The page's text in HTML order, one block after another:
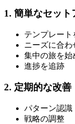
1. 簡単なセット
テンプレート
ニーズに合
集中の旅を始
進捗を追跡
2. 定期的な改善
パターン認識
戦略の調整